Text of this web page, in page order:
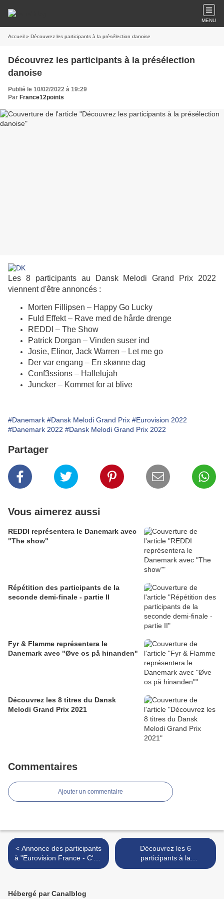
MENU
Accueil » Découvrez les participants à la présélection danoise
Découvrez les participants à la présélection
danoise
Publié le 10/02/2022 à 19:29
Par France12points
Les 8 participants au Dansk Melodi Grand Prix 2022
viennent d'être annoncés :
Morten Fillipsen – Happy Go Lucky
Fuld Effekt – Rave med de hårde drenge
REDDI – The Show
Patrick Dorgan – Vinden suser ind
Josie, Elinor, Jack Warren – Let me go
Der var engang – En skønne dag
Conf3ssions – Hallelujah
Juncker – Kommet for at blive
#Danemark #Dansk Melodi Grand Prix #Eurovision 2022
#Danemark 2022 #Dansk Melodi Grand Prix 2022
Partager
Vous aimerez aussi
REDDI représentera le Danemark avec
"The show"
Répétition des participants de la
seconde demi-finale - partie II
Fyr & Flamme représentera le
Danemark avec "Øve os på hinanden"
Découvrez les 8 titres du Dansk
Melodi Grand Prix 2021
Commentaires
Ajouter un commentaire
< Annonce des participants
à "Eurovision France - C'est
vous qui décidez!" le 16
Découvrez les 6
participants à la
présélection allemande >
Hébergé par Canalblog